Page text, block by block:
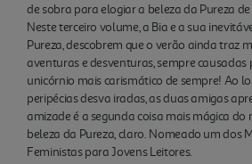
de sobra para elogiar a beleza da Pureza
Neste terceiro volume, a Bia e a sua
Pureza, descobrem que o verão ainda traz
aventuras e desventuras, sempre causadas
unicórnio mais carismático de sempre! Ao
peripécias desva iradas, as duas amigas
amizade é a segunda coisa mais mágica do
beleza da Pureza, claro. Nomeado um dos
Feministas para Jovens Leitores.